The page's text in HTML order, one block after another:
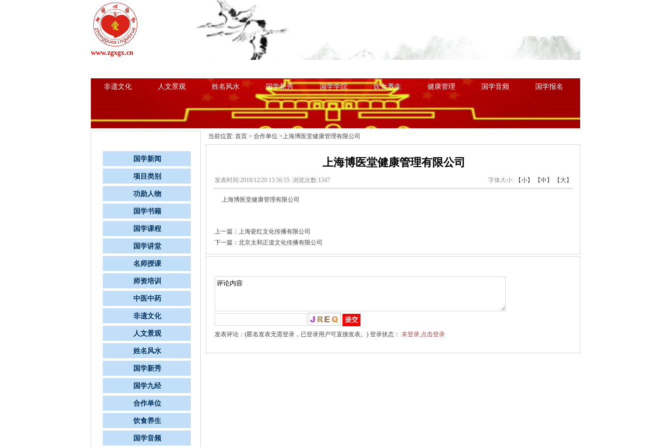
非遗文化 人文景观 姓名风水 国学新秀 国学学院 饮食养生 健康管理 国学音频 国学报名
www.zgxgx.cn
国学新闻
项目类别
功勋人物
国学书籍
国学课程
国学讲堂
名师授课
师资培训
中医中药
非遗文化
人文景观
姓名风水
国学新秀
国学九经
合作单位
饮食养生
国学音频
当前位置: 首页 > 合作单位 >上海博医堂健康管理有限公司
上海博医堂健康管理有限公司
发表时间:2018/12/20 13:56:55 浏览次数:1347 字体大小: 【小】 【中】 【大】
上海博医堂健康管理有限公司
上一篇： 上海瓷红文化传播有限公司
下一篇： 北京太和正道文化传播有限公司
发表评论：(匿名发表无需登录，已登录用户可直接发表。) 登录状态： 未登录,点击登录